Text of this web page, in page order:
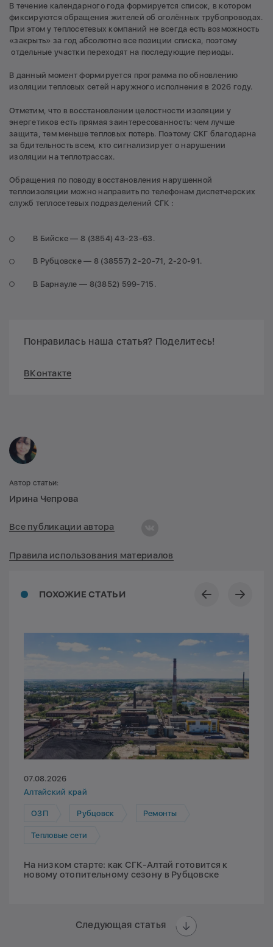
В течение календарного года формируется список, в котором
фиксируются обращения жителей об оголённых трубопроводах.
При этом у теплосетевых компаний не всегда есть возможность
«закрыть» за год абсолютно все позиции списка, поэтому
отдельные участки переходят на последующие периоды.
В данный момент формируется программа по обновлению
изоляции тепловых сетей наружного исполнения в 2026 году.
Отметим, что в восстановлении целостности изоляции у
энергетиков есть прямая заинтересованность: чем лучше
защита, тем меньше тепловых потерь. Поэтому СКГ благодарна
за бдительность всем, кто сигнализирует о нарушении
изоляции на теплотрассах.
Обращения по поводу восстановления нарушенной
теплоизоляции можно направить по телефонам диспетчерских
служб теплосетевых подразделений СГК :
В Бийске — 8 (3854) 43-23-63.
В Рубцовске — 8 (38557) 2-20-71, 2-20-91.
В Барнауле — 8(3852) 599-715.
Понравилась наша статья? Поделитесь!
ВКонтакте
ПОХОЖИЕ СТАТЬИ
07.08.2026
Алтайский край
ОЗП Рубцовск Ремонты
Тепловые сети
На низком старте: как СГК-Алтай готовится к
новому отопительному сезону в Рубцовске
Следующая статья
Автор статьи:
Ирина Чепрова
Все публикации автора
Правила использования материалов